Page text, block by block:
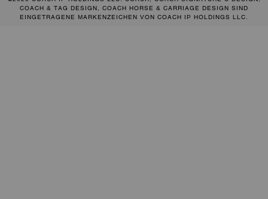
COACH & TAG DESIGN, COACH HORSE & CARRIAGE DESIGN SIND
EINGETRAGENE MARKENZEICHEN VON COACH IP HOLDINGS LLC.